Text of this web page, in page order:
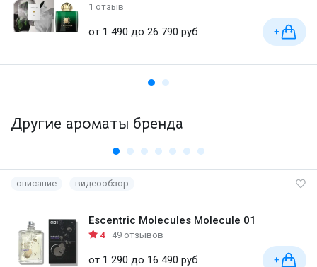
1 отзыв
от 1 490 до 26 790 руб +
Другие ароматы бренда
описание видеообзор
Escentric Molecules Molecule 01
4 49 отзывов
от 1 290 до 16 490 руб +